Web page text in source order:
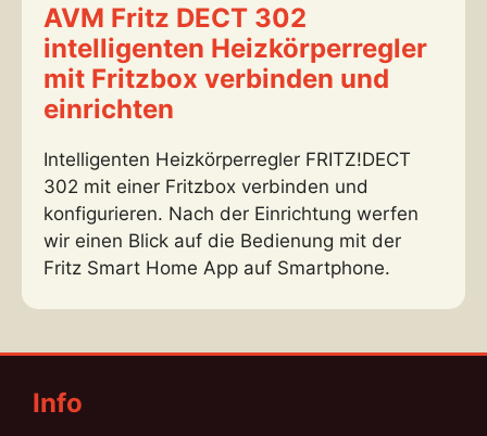
AVM Fritz DECT 302
intelligenten Heizkörperregler
mit Fritzbox verbinden und
einrichten
Intelligenten Heizkörperregler FRITZ!DECT
302 mit einer Fritzbox verbinden und
konfigurieren. Nach der Einrichtung werfen
wir einen Blick auf die Bedienung mit der
Fritz Smart Home App auf Smartphone.
Info